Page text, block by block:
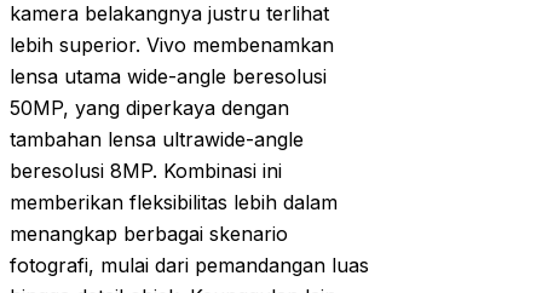
kamera belakangnya justru terlihat
lebih superior. Vivo membenamkan
lensa utama wide-angle beresolusi
50MP, yang diperkaya dengan
tambahan lensa ultrawide-angle
beresolusi 8MP. Kombinasi ini
memberikan fleksibilitas lebih dalam
menangkap berbagai skenario
fotografi, mulai dari pemandangan luas